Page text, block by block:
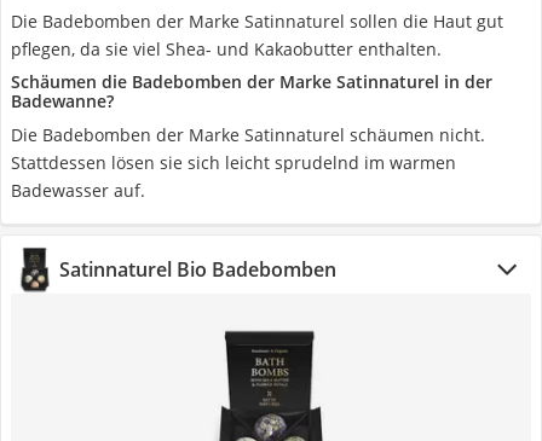
Die Badebomben der Marke Satinnaturel sollen die Haut gut
pflegen, da sie viel Shea- und Kakaobutter enthalten.
Schäumen die Badebomben der Marke Satinnaturel in der
Badewanne?
Die Badebomben der Marke Satinnaturel schäumen nicht.
Stattdessen lösen sie sich leicht sprudelnd im warmen
Badewasser auf.
Satinnaturel Bio Badebomben